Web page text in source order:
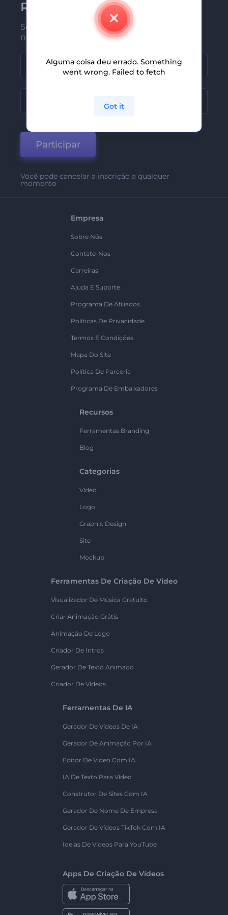
Renderforest
Seja um dos primeiros a receber
nossas últimas novidades e ofertas
Participar
Você pode cancelar a inscrição a qualquer
momento
Empresa
Sobre Nós
Contate-Nos
Carreiras
Ajuda E Suporte
Programa De Afiliados
Políticas De Privacidade
Termos E Condições
Mapa Do Site
Política De Parceria
Programa De Embaixadores
Recursos
Ferramentas Branding
Blog
Categorias
Vídeo
Logo
Graphic Design
Site
Mockup
Ferramentas De Criação De Vídeo
Visualizador De Música Gratuito
Criar Animação Grátis
Animação De Logo
Criador De Intros
Gerador De Texto Animado
Criador De Vídeos
Ferramentas De IA
Gerador De Vídeos De IA
Gerador De Animação Por IA
Editor De Vídeo Com IA
IA De Texto Para Vídeo
Construtor De Sites Com IA
Gerador De Nome De Empresa
Gerador De Vídeos TikTok Com IA
Ideias De Vídeos Para YouTube
Apps De Criação De Vídeos
Alguma coisa deu errado. Something
went wrong. Failed to fetch
Got it